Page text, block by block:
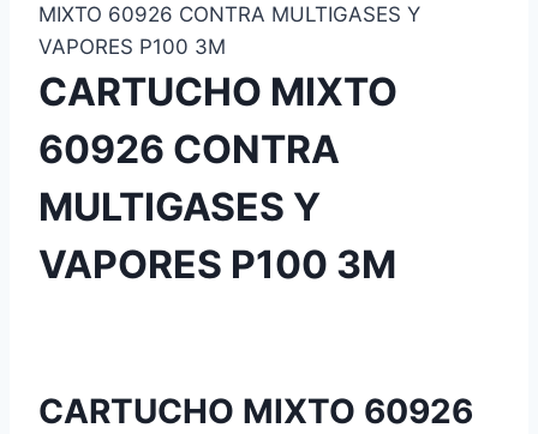
MIXTO 60926 CONTRA MULTIGASES Y
VAPORES P100 3M
CARTUCHO MIXTO
60926 CONTRA
MULTIGASES Y
VAPORES P100 3M
CARTUCHO MIXTO 60926